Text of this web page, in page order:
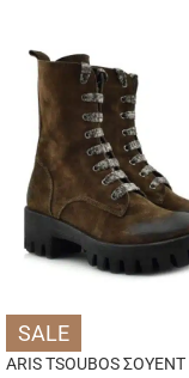
SALE
ARIS TSOUBOS ΣΟΥΕΝΤ